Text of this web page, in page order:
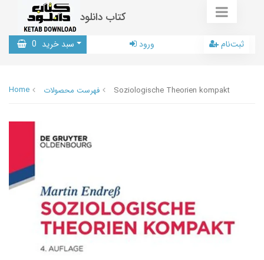
کتاب دانلود
سبد خرید 0 ورود ثبت‌نام
Home فهرست محصولات Soziologische Theorien kompakt